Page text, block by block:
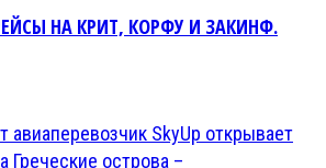
НА КРИТ, КОРФУ И ЗАКИНФ.
авиаперевозчик SkyUp открывает
Греческие острова –